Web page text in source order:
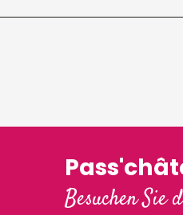
Besuchen Sie